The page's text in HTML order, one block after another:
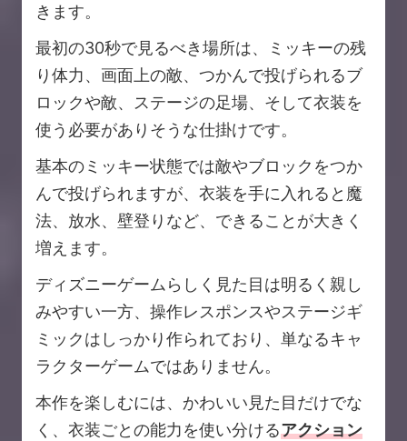
きます。
最初の30秒で見るべき場所は、ミッキーの残
り体力、画面上の敵、つかんで投げられるブ
ロックや敵、ステージの足場、そして衣装を
使う必要がありそうな仕掛けです。
基本のミッキー状態では敵やブロックをつか
んで投げられますが、衣装を手に入れると魔
法、放水、壁登りなど、できることが大きく
増えます。
ディズニーゲームらしく見た目は明るく親し
みやすい一方、操作レスポンスやステージギ
ミックはしっかり作られており、単なるキャ
ラクターゲームではありません。
本作を楽しむには、かわいい見た目だけでな
く、衣装ごとの能力を使い分けるアクション